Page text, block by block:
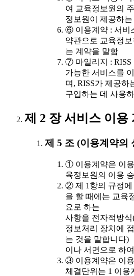
여 교육정보원의
정보원이 제공하
⑥ 이용계약 : 서비
약관으로 교육정
는 계약을 말함
⑦ 마일리지 : RISS
가능한 서비스를
며, RISS가 제공하
구입하는 데 사용
제 2 장 서비스 이용
제 5 조 (이용계약의
① 이용계약은 이
육정보원의 이용
② 제 1항의 규정에
을 할 때에는 교육
요로 하는
사항을 전자적방
정보처리 장치에
는 것을 말합니다)
이나 서면으로 하
③ 이용계약은 이
체결단위는 1 이용